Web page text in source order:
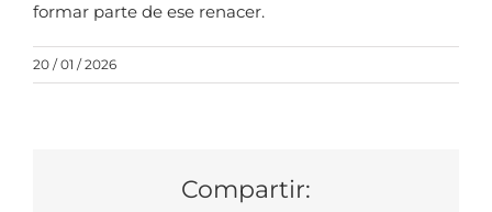
formar parte de ese renacer.
20 / 01 / 2026
Compartir: